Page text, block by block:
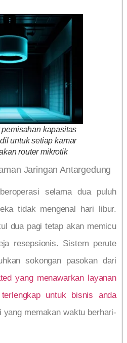
kapasitas
untuk setiap kamar
router mikrotik
Jaringan Antargedung
selama dua puluh
tidak mengenal hari libur.
dua pagi tetap akan memicu
resepsionis. Sistem perute
sokongan pasokan dari
yang menawarkan layanan
untuk bisnis anda
memakan waktu berhari-